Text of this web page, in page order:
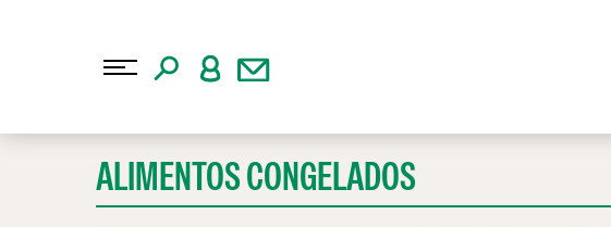
ALIMENTOS CONGELADOS